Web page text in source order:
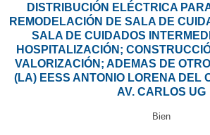
DISTRIBUCIÓN ELÉCTRICA
REMODELACIÓN DE SALA DE
SALA DE CUIDADOS
HOSPITALIZACIÓN;
VALORIZACIÓN; ADEMAS DE
(LA) EESS ANTONIO LORENA DEL
AV. CARLOS UG
Bien